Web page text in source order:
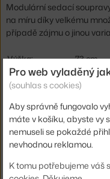
Modulární sedací
na míru díky velkému
případě zájmu o jinou
Výška:
73 cm
Výška sedáku:
41,5 cm
Výška područek: 52 cm
Šířka:
321 cm
Materiál:
textilní
Pro web vyladěný
(souhlas s cookies)
Aby správně fungovalo
máte v košíku, abyste vy
nemuseli se pokaždé
nevhodnou reklamou.
K tomu potřebujeme váš